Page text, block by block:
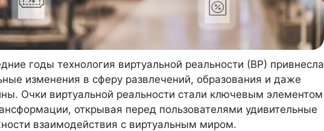
годы технология виртуальной реальности (ВР) привнесла
изменения в сферу развлечений, образования и даже
Очки виртуальной реальности стали ключевым элементом
открывая перед пользователями удивительные
взаимодействия с виртуальным миром.